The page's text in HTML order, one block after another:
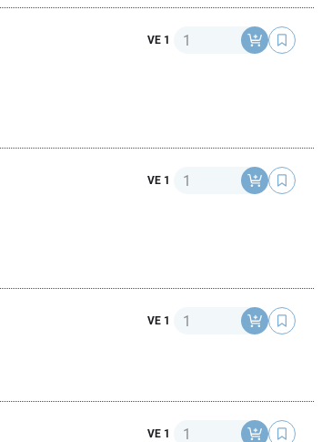
VE 1 Anzahl
VE 1 Anzahl
VE 1 Anzahl
VE 1 Anzahl